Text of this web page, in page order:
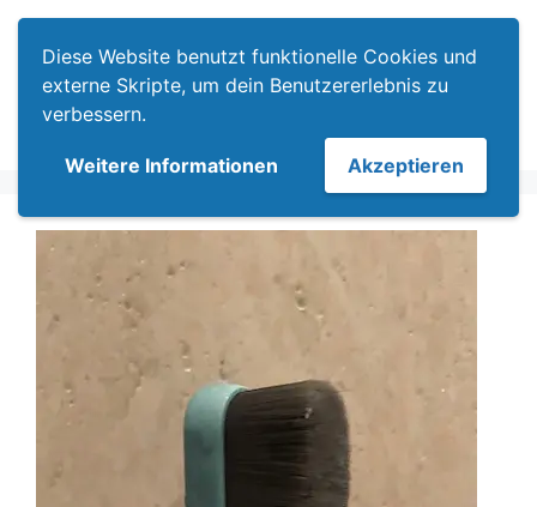
Diese Website benutzt funktionelle Cookies und
externe Skripte, um dein Benutzererlebnis zu
verbessern.
Weitere Informationen Akzeptieren
Zum
Inhalt
springen